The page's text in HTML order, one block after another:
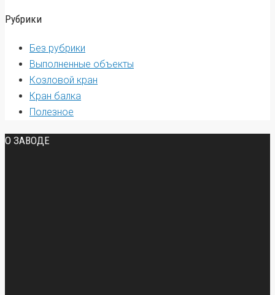
Рубрики
Без рубрики
Выполненные объекты
Козловой кран
Кран балка
Полезное
О ЗАВОДЕ